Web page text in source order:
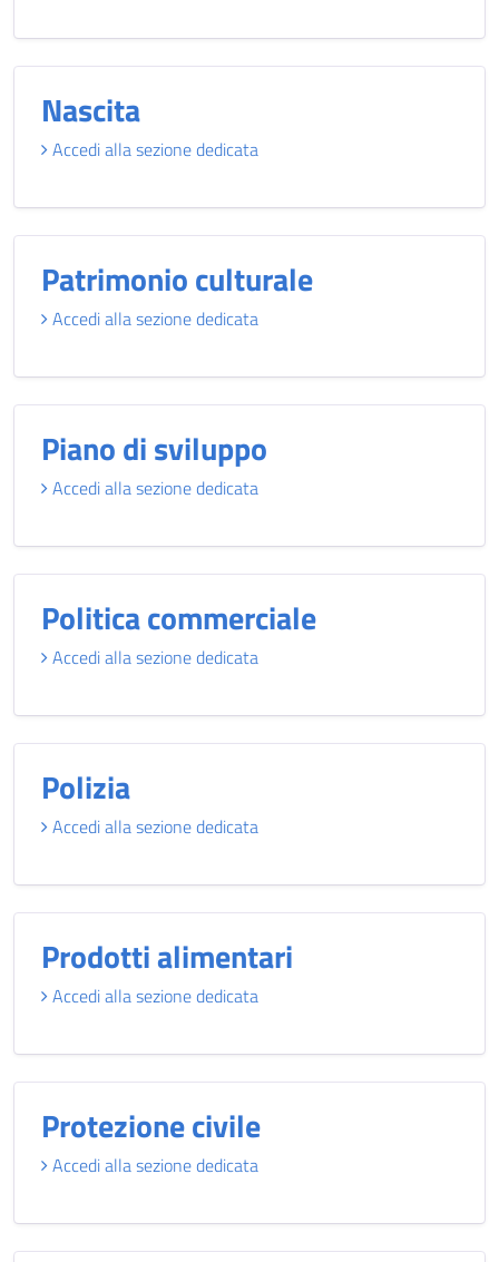
Nascita
Accedi alla sezione dedicata
Patrimonio culturale
Accedi alla sezione dedicata
Piano di sviluppo
Accedi alla sezione dedicata
Politica commerciale
Accedi alla sezione dedicata
Polizia
Accedi alla sezione dedicata
Prodotti alimentari
Accedi alla sezione dedicata
Protezione civile
Accedi alla sezione dedicata